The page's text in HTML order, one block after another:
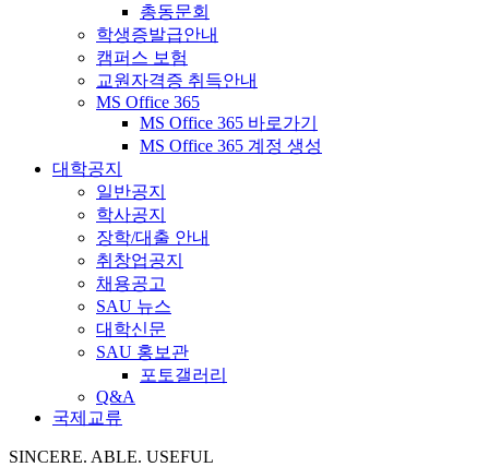
총동문회
학생증발급안내
캠퍼스 보험
교원자격증 취득안내
MS Office 365
MS Office 365 바로가기
MS Office 365 계정 생성
대학공지
일반공지
학사공지
장학/대출 안내
취창업공지
채용공고
SAU 뉴스
대학신문
SAU 홍보관
포토갤러리
Q&A
국제교류
SINCERE. ABLE. USEFUL